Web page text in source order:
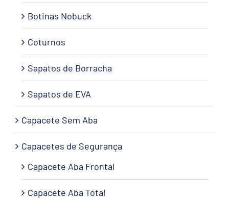
Botinas Nobuck
Coturnos
Sapatos de Borracha
Sapatos de EVA
Capacete Sem Aba
Capacetes de Segurança
Capacete Aba Frontal
Capacete Aba Total